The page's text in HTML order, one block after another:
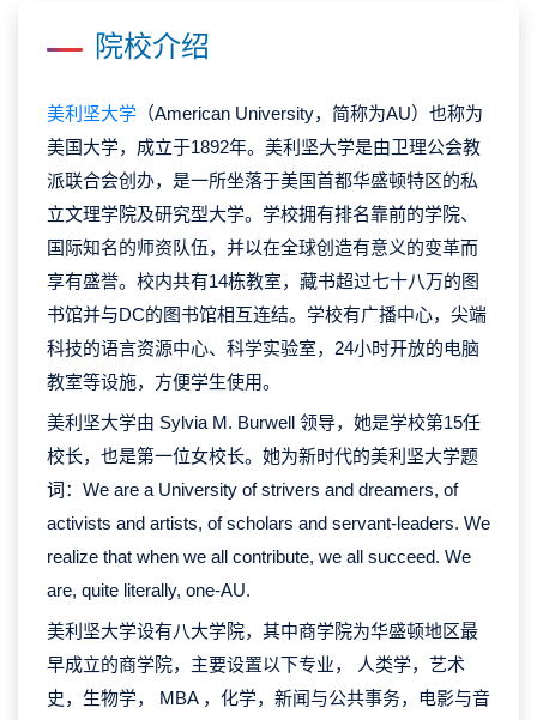
院校介绍
美利坚大学 （American University，简称为AU）也称为
美国大学，成立于1892年。美利坚大学是由卫理公会教
派联合会创办，是一所坐落于美国首都华盛顿特区的私
立文理学院及研究型大学。学校拥有排名靠前的学院、
国际知名的师资队伍，并以在全球创造有意义的变革而
享有盛誉。校内共有14栋教室，藏书超过七十八万的图
书馆并与DC的图书馆相互连结。学校有广播中心，尖端
科技的语言资源中心、科学实验室，24小时开放的电脑
教室等设施，方便学生使用。
美利坚大学由 Sylvia M. Burwell 领导，她是学校第15任
校长，也是第一位女校长。她为新时代的美利坚大学题
词：We are a University of strivers and dreamers, of
activists and artists, of scholars and servant-leaders. We
realize that when we all contribute, we all succeed. We
are, quite literally, one-AU.
美利坚大学设有八大学院，其中商学院为华盛顿地区最
早成立的商学院，主要设置以下专业， 人类学，艺术
史，生物学， MBA ，化学，新闻与公共事务，电影与音